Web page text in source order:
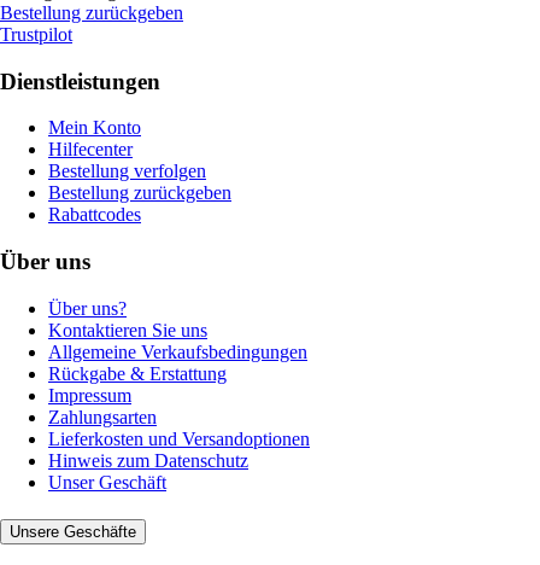
Bestellung zurückgeben
Trustpilot
Dienstleistungen
Mein Konto
Hilfecenter
Bestellung verfolgen
Bestellung zurückgeben
Rabattcodes
Über uns
Über uns?
Kontaktieren Sie uns
Allgemeine Verkaufsbedingungen
Rückgabe & Erstattung
Impressum
Zahlungsarten
Lieferkosten und Versandoptionen
Hinweis zum Datenschutz
Unser Geschäft
Unsere Geschäfte